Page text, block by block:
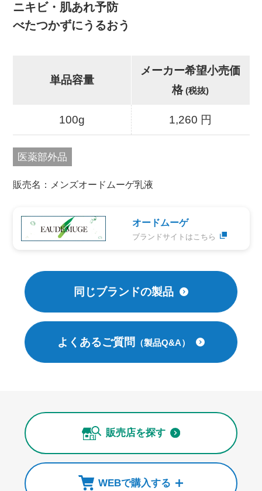
ニキビ・肌あれ予防
べたつかずにうるおう
単品容量
メーカー希望小売価
格(税抜)
100g 1,260 円
医薬部外品
販売名：メンズオードムーゲ乳液
オードムーゲ
ブランドサイトはこちら
同じブランドの製品
よくあるご質問 （製品Q&A）
販売店を探す
WEBで購入する